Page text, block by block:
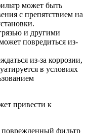
может быть
с препятствием на
и другими
повредиться из-
из-за коррозии,
в условиях
привести к
фильтр